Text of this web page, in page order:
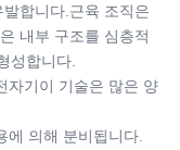
합니다.근육 조직은
내부 구조를 심층적
성합니다.
자기이 기술은 많은 양
에 의해 분비됩니다.